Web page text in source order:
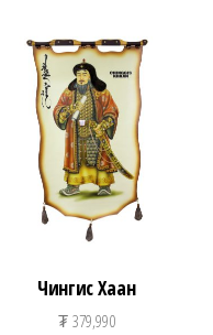
Чингис Хаан
₮379,990